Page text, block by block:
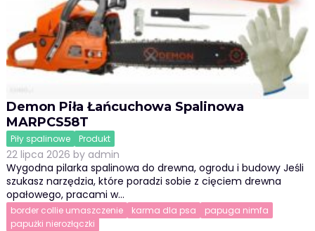
Demon Piła Łańcuchowa Spalinowa
MARPCS58T
Piły spalinowe Produkt
22 lipca 2026 by admin
Wygodna pilarka spalinowa do drewna, ogrodu i budowy Jeśli
szukasz narzędzia, które poradzi sobie z cięciem drewna
opałowego, pracami w…
border collie umaszczenie karma dla psa
papuga nimfa
papużki nierozłączki